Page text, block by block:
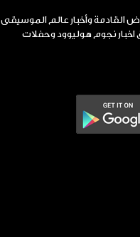
القادمة وأخبار عالم الموسيقى
نجوم هوليوود وحفلات